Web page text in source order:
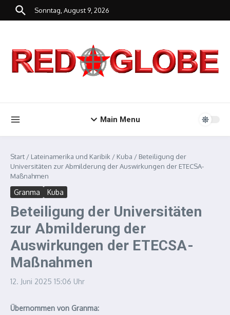
Zum Inhalt springen
Sonntag, August 9, 2026
Main Menu
Start / Lateinamerika und Karibik / Kuba / Beteiligung der
Universitäten zur Abmilderung der Auswirkungen der ETECSA-
Maßnahmen
Granma Kuba
Beteiligung der Universitäten
zur Abmilderung der
Auswirkungen der ETECSA-
Maßnahmen
12. Juni 2025 15:06 Uhr
Übernommen von Granma: